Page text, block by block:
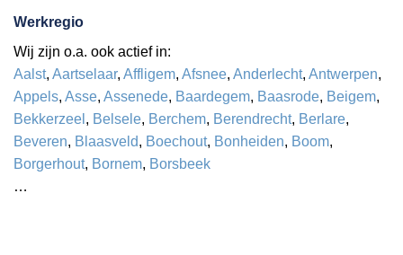
Werkregio
Wij zijn o.a. ook actief in:
Aalst, Aartselaar, Affligem, Afsnee, Anderlecht, Antwerpen,
Appels, Asse, Assenede, Baardegem, Baasrode, Beigem,
Bekkerzeel , Belsele, Berchem, Berendrecht, Berlare,
Beveren, Blaasveld, Boechout, Bonheiden, Boom,
Borgerhout, Bornem, Borsbeek
…